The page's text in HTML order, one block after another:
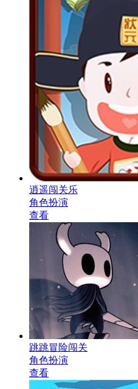
逍遥闯关乐
角色扮演
查看
跳跳冒险闯关
角色扮演
查看